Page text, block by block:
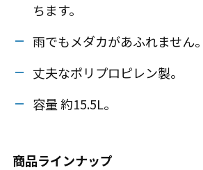
ちます。
雨でもメダカがあふれません。
丈夫なポリプロピレン製。
容量 約15.5L。
商品ラインナップ